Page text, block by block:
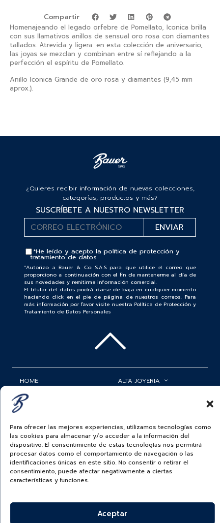
Para ofrecer las mejores experiencias, utilizamos tecnologías como
las cookies para almacenar y/o acceder a la información del
dispositivo. El consentimiento de estas tecnologías nos permitirá
procesar datos como el comportamiento de navegación o las
identificaciones únicas en este sitio. No consentir o retirar el
consentimiento, puede afectar negativamente a ciertas
características y funciones.
Aceptar
Compartir
Homenajeando el legado orfebre de Pomellato, Iconica brilla
con sus llamativos anillos de sensual oro rosa con diamantes
tallados. Atrevida y ligera: en esta colección de aniversario,
las joyas se mezclan y combinan entre sí reflejando a la
perfección el espíritu de Pomellato.
Anillo Iconica Grande de oro rosa y diamantes (9,45 mm
aprox.).
¿Quieres recibir información de nuevas colecciones,
categorías, productos y más?
SUSCRÍBETE A NUESTRO NEWSLETTER
*He leído y acepto la política de protección y
tratamiento de datos
“Autorizo a Bauer & Co S.A.S para que utilice el correo que
proporciono a continuación con el fin de mantenerme al día de
sus novedades y remitirme información comercial.
El titular del datos podrá darse de baja en cualquier momento
haciendo click en el pie de página de nuestros correos. Para
más información por favor visite nuestra Política de Protección y
Tratamiento de Datos Personales
HOME
ROLEX
RELOJERÍA
ALTA JOYERIA
BAUER NEWS
SERVICIOS
SIGUENOS EN
BAUER & CO SAS. TODOS LOS DERECHOS